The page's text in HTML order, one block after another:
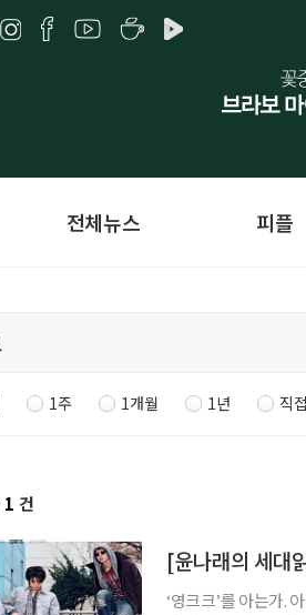
전체뉴스 피플
1주 1개월 1년 직
1 건
[윤나래의 세대
‘영크크’를 아는가.